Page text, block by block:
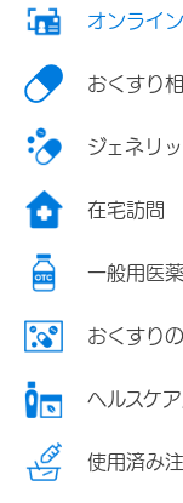
オンライ
おくすり
ジェネリ
在宅訪問
一般用医
おくすり
ヘルスケ
使用済み